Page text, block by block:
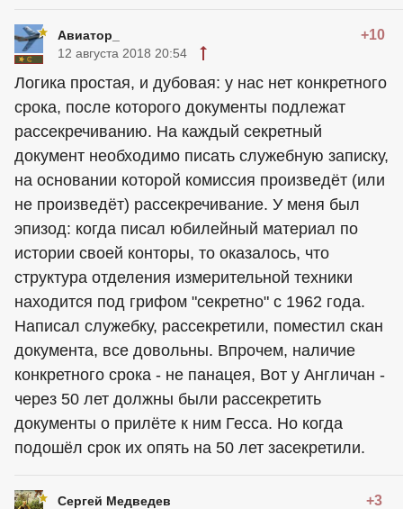
Авиатор_ +10
12 августа 2018 20:54
Логика простая, и дубовая: у нас нет конкретного
срока, после которого документы подлежат
рассекречиванию. На каждый секретный
документ необходимо писать служебную записку,
на основании которой комиссия произведёт (или
не произведёт) рассекречивание. У меня был
эпизод: когда писал юбилейный материал по
истории своей конторы, то оказалось, что
структура отделения измерительной техники
находится под грифом "секретно" с 1962 года.
Написал служебку, рассекретили, поместил скан
документа, все довольны. Впрочем, наличие
конкретного срока - не панацея, Вот у Англичан -
через 50 лет должны были рассекретить
документы о прилёте к ним Гесса. Но когда
подошёл срок их опять на 50 лет засекретили.
Сергей Медведев +3